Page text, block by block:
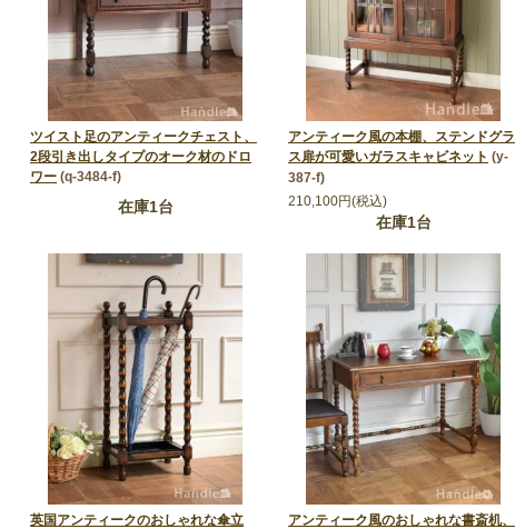
ツイスト足のアンティークチェスト、
2段引き出しタイプのオーク材のドロ
ワー (q-3484-f)
在庫1台
アンティーク風の本棚、ステンドグラ
ス扉が可愛いガラスキャビネット (y-
387-f)
210,100円(税込)
在庫1台
英国アンティークのおしゃれな傘立
アンティーク風のおしゃれな書斎机、